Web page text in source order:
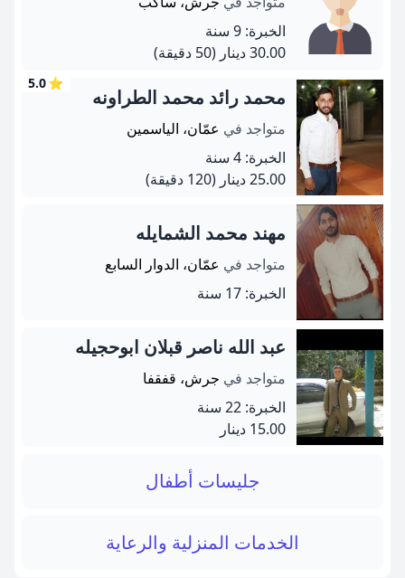
الخبرة: 9 سنة
30.00 دينار
(50 دقيقة)
⭐
5.0
محمد رائد محمد الطراونه
متواجد في عمّان، الياسمين
الخبرة: 4 سنة
25.00 دينار
(120 دقيقة)
مهند محمد الشمايله
متواجد في عمّان، الدوار السابع
الخبرة: 17 سنة
عبد الله ناصر قبلان ابوحجيله
متواجد في جرش، قفقفا
الخبرة: 22 سنة
15.00 دينار
جليسات أطفال
الخدمات المنزلية والرعاية